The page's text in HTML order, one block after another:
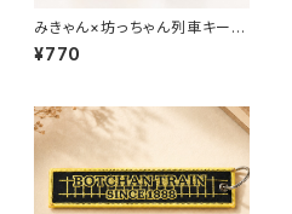
みきゃん×坊っちゃん列車キーホ
ルダー
¥770